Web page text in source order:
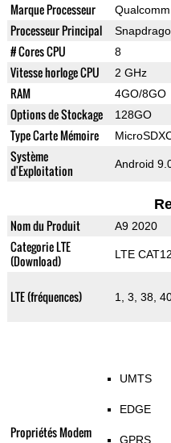
Marque Processeur Qualcomm
Processeur Principal
# Cores CPU 8
Vitesse horloge CPU 2 GHz
RAM 4GO/8GO
Options de Stockage 128GO
Type Carte Mémoire
Système
d'Exploitation
Android
Nom du Produit A9 2020
Categorie LTE
(Download)
LTE CAT12
LTE (fréquences) 1, 3, 38,
Propriétés Modem
UMTS
EDGE
GPRS